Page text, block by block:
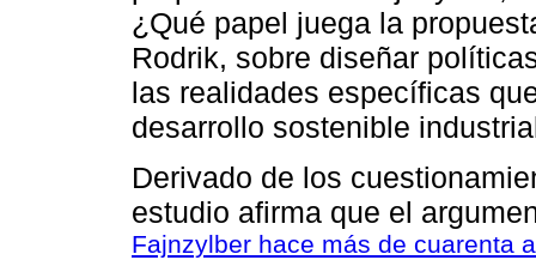
¿Qué papel juega la
Rodrik, sobre diseñar
las realidades específicas
desarrollo sostenible
Derivado de los
estudio afirma que el
Fajnzylber hace más de cuarenta